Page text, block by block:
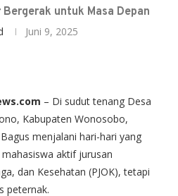
Bergerak untuk Masa Depan
Juni 9, 2025
– Di sudut tenang Desa
Kabupaten Wonosobo,
menjalani hari-hari yang
aktif jurusan
dan Kesehatan (PJOK), tetapi
peternak.